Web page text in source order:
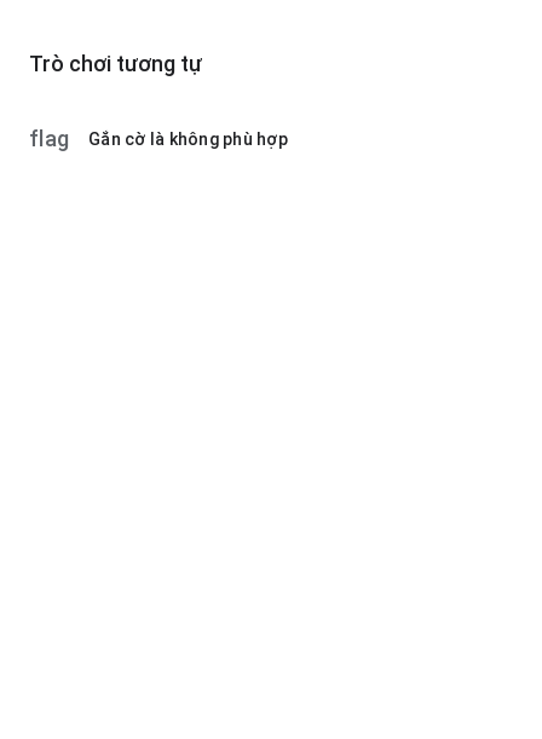
Trò chơi tương tự
flag Gắn cờ là không phù hợp